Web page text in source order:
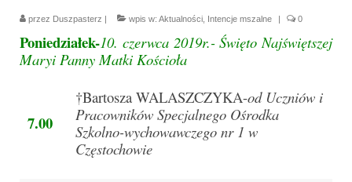
Parafia
Historia
Nasz patron
Kościół Rektoracki
przez Duszpasterz wpis w: Aktualności Intencje mszalne 0
Poniedziałek-10. czerwca 2019r.- Święto Najświętszej
Maryi Panny Matki Kościoła
7.00
†Bartosza WALASZCZYKA-od Uczniów i
Pracowników Specjalnego Ośrodka
Szkolno-wychowawczego nr 1 w
Częstochowie